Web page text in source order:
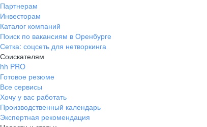
Партнерам
Инвесторам
Каталог компаний
Поиск по вакансиям в Оренбурге
Сетка: соцсеть для нетворкинга
Соискателям
hh PRO
Готовое резюме
Все сервисы
Хочу у вас работать
Производственный календарь
Экспертная рекомендация